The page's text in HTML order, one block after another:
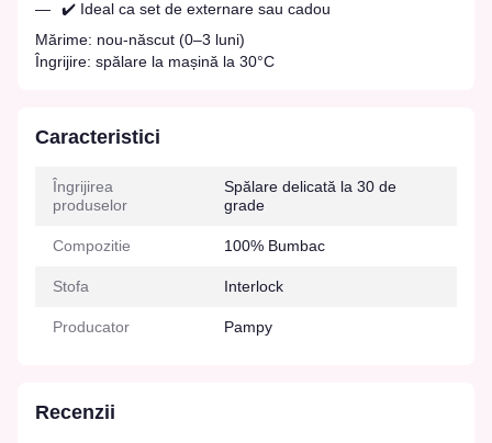
✔️ Ideal ca set de externare sau cadou
Mărime: nou-născut (0–3 luni)
Îngrijire: spălare la mașină la 30°C
Caracteristici
Îngrijirea
produselor
Spălare delicată la 30 de
grade
Compozitie 100% Bumbac
Stofa Interlock
Producator Pampy
Recenzii